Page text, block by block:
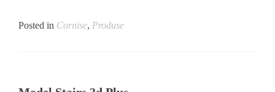
Posted in Cornise, Produse